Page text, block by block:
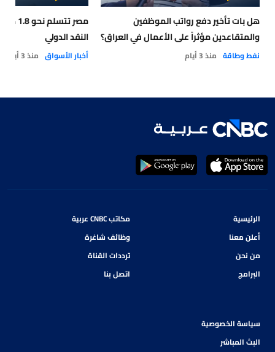
هل بات تأخير دفع رواتب الموظفين
والمتقاعدين مؤثراً على الأعمال في العراق؟
نفط وطاقة منذ 3 أيام
مصر
النقد الدولي
أخبار الأسواق منذ 3 أيام
الرئيسية
أعلن معنا
من نحن
البرامج
مكاتب CNBC عربية
وظائف شاغرة
ترددات القناة
اتصل بنا
سياسة الخصوصية
البث المباشر